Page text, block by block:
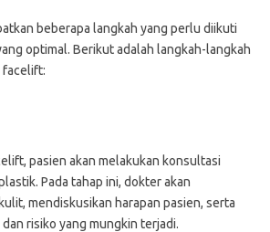
beberapa langkah yang perlu diikuti
optimal. Berikut adalah langkah-langkah
facelift:
pasien akan melakukan konsultasi
Pada tahap ini, dokter akan
mendiskusikan harapan pasien, serta
risiko yang mungkin terjadi.